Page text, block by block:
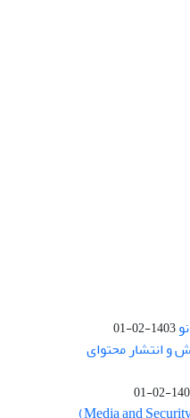
1403-02-01
و انتشار محتوای
1403-